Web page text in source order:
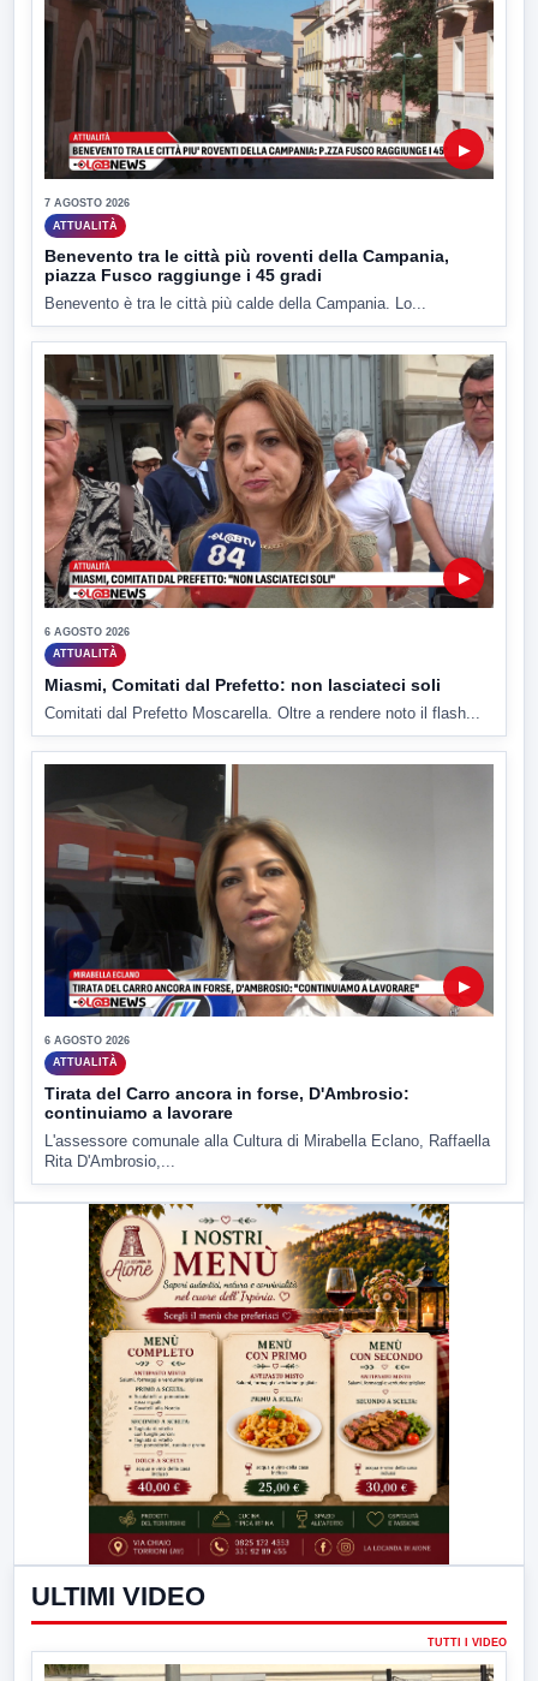
▶
7 AGOSTO 2026
ATTUALITÀ
Benevento tra le città più roventi della Campania,
piazza Fusco raggiunge i 45 gradi
Benevento è tra le città più calde della Campania. Lo...
▶
6 AGOSTO 2026
ATTUALITÀ
Miasmi, Comitati dal Prefetto: non lasciateci soli
Comitati dal Prefetto Moscarella. Oltre a rendere noto il flash...
▶
6 AGOSTO 2026
ATTUALITÀ
Tirata del Carro ancora in forse, D'Ambrosio:
continuiamo a lavorare
L'assessore comunale alla Cultura di Mirabella Eclano, Raffaella
Rita D'Ambrosio,...
ULTIMI VIDEO
TUTTI I VIDEO